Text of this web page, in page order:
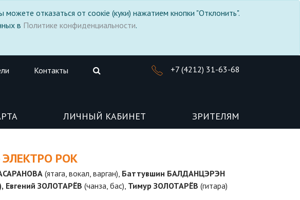
отказаться от соокіе (куки) нажатием кнопки "Отклонить".
в Политике конфиденциальности.
Контакты +7 (4212) 31-63-68
ЛИЧНЫЙ КАБИНЕТ ЗРИТЕЛЯМ
РОК
(ятага, вокал, варган), Баттувшин БАЛДАНЦЭРЭН
Евгений ЗОЛОТАРЁВ (чанза, бас), Тимур ЗОЛОТАРЁВ (гитара)